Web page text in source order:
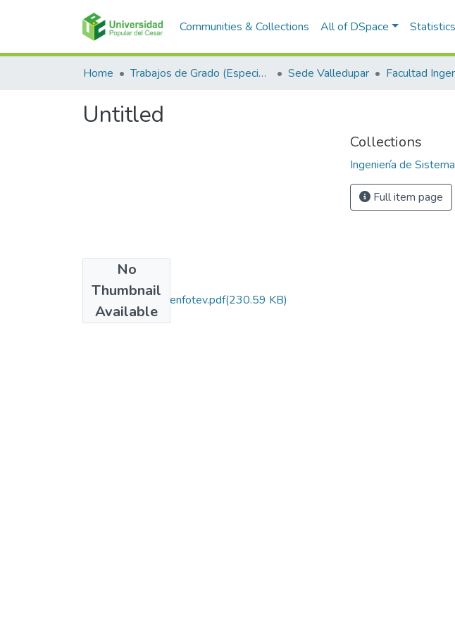
Communities & Collections All of DSpace Statistics
Home Trabajos de Grado (Especializaciones y Pregrados) Sede Valledupar
Untitled
No
Thumbnail
Available
solicitud_oficina_cenfotev.pdf(230.59 KB)
Collections
Ingeniería de
Full item page